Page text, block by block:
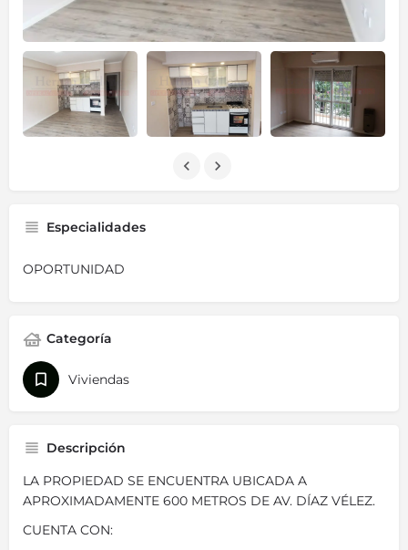
Especialidades
OPORTUNIDAD
Categoría
Viviendas
Descripción
LA PROPIEDAD SE ENCUENTRA UBICADA A
APROXIMADAMENTE 600 METROS DE AV. DÍAZ VÉLEZ.
CUENTA CON: